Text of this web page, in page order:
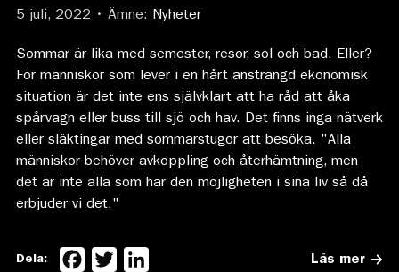
5 juli, 2022 • Ämne: Nyheter
Sommar är lika med semester, resor, sol och bad. Eller?
För människor som lever i en hårt ansträngd ekonomisk
situation är det inte ens självklart att ha råd att åka
spårvagn eller buss till sjö och hav. Det finns inga nätverk
eller släktingar med sommarstugor att besöka. "Alla
människor behöver avkoppling och återhämtning, men
det är inte alla som har den möjligheten i sina liv så då
erbjuder vi det,"
Läs mer
Dela: Facebook
Twitter